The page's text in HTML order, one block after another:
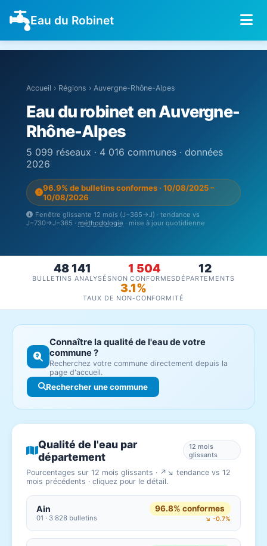
Eau du Robinet
Accueil › Régions › Auvergne-Rhône-Alpes
Eau du robinet en Auvergne-
Rhône-Alpes
5 099 réseaux · 4 016 communes · données
2026
96.9% de bulletins conformes · 10/08/2025 –
10/08/2026
Fenêtre glissante 12 mois (J−365→J) · tendance vs
J−730→J−365 · méthodologie · mise à jour quotidienne
48 141
BULLETINS ANALYSÉS
1 504
NON CONFORMES
12
DÉPARTEMENTS
3.1%
TAUX DE NON-CONFORMITÉ
Connaître la qualité de l'eau de votre
commune ?
Recherchez votre commune directement depuis la
page d'accueil.
Rechercher une commune
Qualité de l'eau par
département
12 mois
glissants
Pourcentages sur 12 mois glissants · ↗↘ tendance vs 12
mois précédents · cliquez pour le détail.
Ain
01 · 3 828 bulletins
96.8% conformes
↘ -0.7%